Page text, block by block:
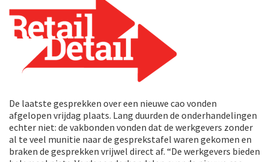
De laatste gesprekken over een nieuwe cao vonden
afgelopen vrijdag plaats. Lang duurden de onderhandelingen
echter niet: de vakbonden vonden dat de werkgevers zonder
al te veel munitie naar de gesprekstafel waren gekomen en
braken de gesprekken vrijwel direct af. “De werkgevers bieden